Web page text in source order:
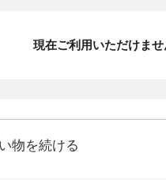
現在ご利用いただけませ